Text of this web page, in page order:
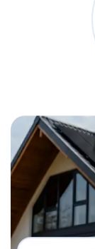
mesure
isolation), nous
réduire
Faites le choix